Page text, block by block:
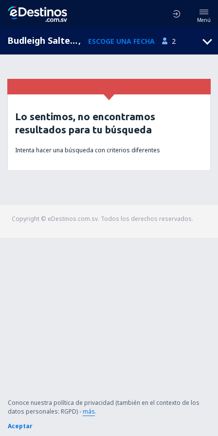
Menú
Budleigh Salterton, England, Reino Unido, ESCOGE UNA FECHA 2
Lo sentimos, no encontramos
resultados para tu búsqueda
Intenta hacer una búsqueda con criterios diferentes
Copyright © eDestinos.com.sv. Todos los derechos reservados.
Conoce nuestra política de privacidad (también en el contexto de los
datos personales: RGPD) -más.
Aceptar